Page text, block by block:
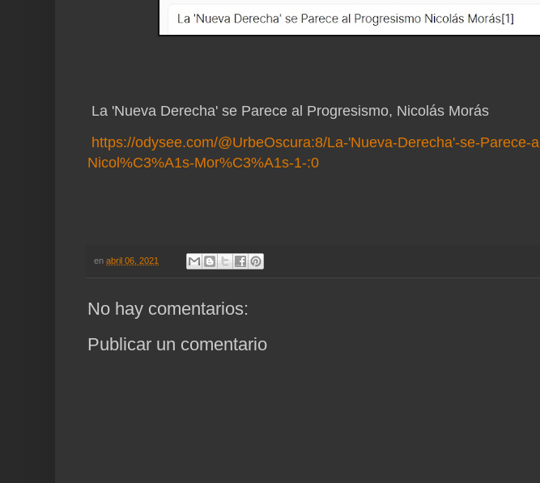
La 'Nueva Derecha' se Parece al Progresismo, Nicolás Morás
https://odysee.com/@UrbeOscura:8/La-'Nueva-Derecha'-se-Parece-
Nicol%C3%A1s-Mor%C3%A1s-1-:0
en abril 06, 2021
No hay comentarios:
Publicar un comentario